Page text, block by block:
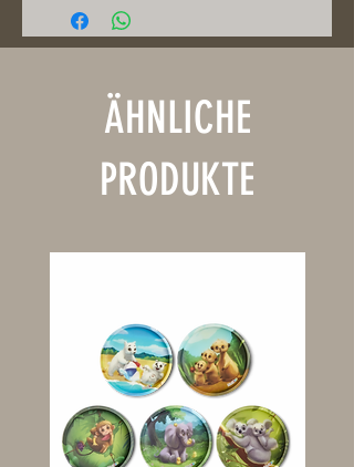
Durchmesser 14 cm
Spülmaschinenfest und
ÄHNLICHE
PRODUKTE